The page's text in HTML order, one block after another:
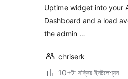
Uptime widget into your
Dashboard and a load
the admin …
chriserk
10+টা সক্ৰিয় ইনষ্টলেশ্যন